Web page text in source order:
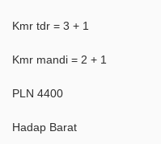
Kmr tdr = 3 + 1
Kmr mandi = 2 + 1
PLN 4400
Hadap Barat